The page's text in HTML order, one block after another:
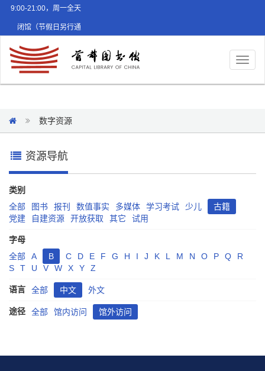
9:00-21:00，周一全天
闭馆（节假日另行通
数字资源
资源导航
类别
全部
图书 报刊 数值事实 多媒体 学习考试 少儿
古籍
党建
自建资源 开放获取 其它 试用
字母
全部
A B C D E F G H I J K L M N O P Q
R
S
T U V W X Y Z
语言 全部 中文 外文
途径 全部 馆内访问 馆外访问